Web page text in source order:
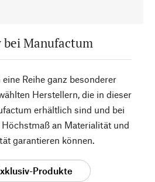
bei Manufactum
Reihe ganz besonderer
Herstellern, die in dieser
erhältlich sind und bei
an Materialität und
garantieren können.
Produkte